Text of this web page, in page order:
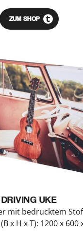
ZUM SHOP
DRIVING UKE
mit bedrucktem
x H x T): 1200 x 600